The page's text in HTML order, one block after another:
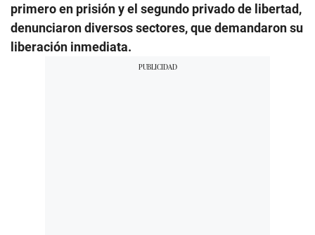
primero en prisión y el segundo privado de libertad,
denunciaron diversos sectores, que demandaron su
liberación inmediata.